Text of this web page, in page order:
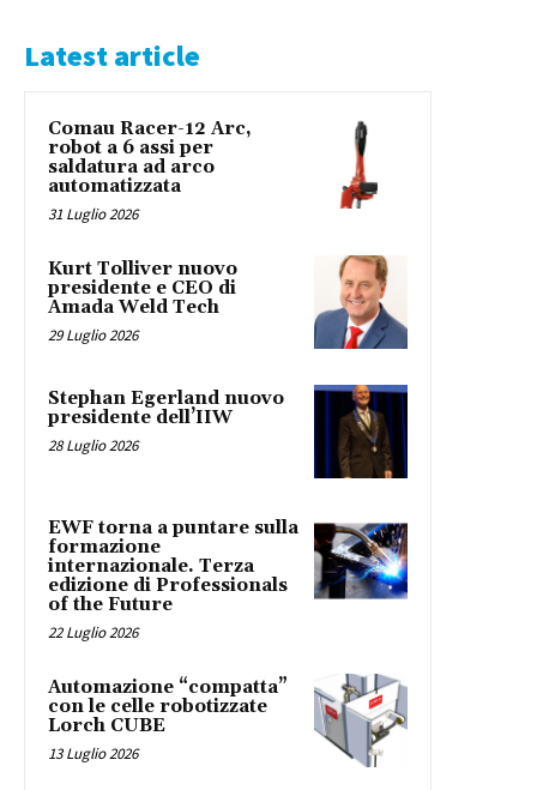
Latest article
Comau Racer-12 Arc,
robot a 6 assi per
saldatura ad arco
automatizzata
31 Luglio 2026
Kurt Tolliver nuovo
presidente e CEO di
Amada Weld Tech
29 Luglio 2026
Stephan Egerland nuovo
presidente dell’IIW
28 Luglio 2026
EWF torna a puntare sulla
formazione
internazionale. Terza
edizione di Professionals
of the Future
22 Luglio 2026
Automazione “compatta”
con le celle robotizzate
Lorch CUBE
13 Luglio 2026